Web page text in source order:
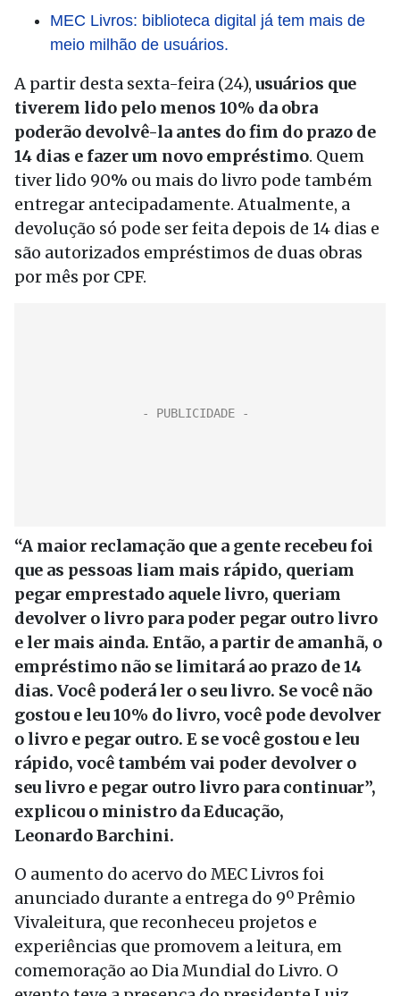
MEC Livros: biblioteca digital já tem mais de
meio milhão de usuários.
A partir desta sexta-feira (24), usuários que
tiverem lido pelo menos 10% da obra
poderão devolvê-la antes do fim do prazo de
14 dias e fazer um novo empréstimo. Quem
tiver lido 90% ou mais do livro pode também
entregar antecipadamente. Atualmente, a
devolução só pode ser feita depois de 14 dias e
são autorizados empréstimos de duas obras
por mês por CPF.
“A maior reclamação que a gente recebeu foi
que as pessoas liam mais rápido, queriam
pegar emprestado aquele livro, queriam
devolver o livro para poder pegar outro livro
e ler mais ainda. Então, a partir de amanhã, o
empréstimo não se limitará ao prazo de 14
dias. Você poderá ler o seu livro. Se você não
gostou e leu 10% do livro, você pode devolver
o livro e pegar outro. E se você gostou e leu
rápido, você também vai poder devolver o
seu livro e pegar outro livro para continuar”,
explicou o ministro da Educação,
Leonardo Barchini.
O aumento do acervo do MEC Livros foi
anunciado durante a entrega do 9º Prêmio
Vivaleitura, que reconheceu projetos e
experiências que promovem a leitura, em
comemoração ao Dia Mundial do Livro. O